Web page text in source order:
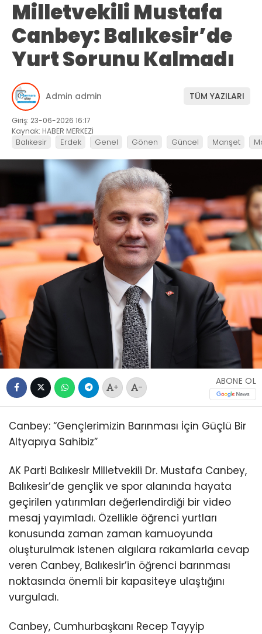
Milletvekili Mustafa
Canbey: Balıkesir’de
Yurt Sorunu Kalmadı
Admin admin TÜM YAZILARI
Giriş: 23-06-2026 16:17
Kaynak: HABER MERKEZİ
Balıkesir Erdek Genel Gönen Güncel Manşet
+ -
ABONE OL
Canbey: “Gençlerimizin Barınması İçin Güçlü Bir
Altyapıya Sahibiz”
AK Parti Balıkesir Milletvekili Dr. Mustafa Canbey,
Balıkesir’de gençlik ve spor alanında hayata
geçirilen yatırımları değerlendirdiği bir video
mesaj yayımladı. Özellikle öğrenci yurtları
konusunda zaman zaman kamuoyunda
oluşturulmak istenen algılara rakamlarla cevap
veren Canbey, Balıkesir’in öğrenci barınması
noktasında önemli bir kapasiteye ulaştığını
vurguladı.
Canbey, Cumhurbaşkanı Recep Tayyip